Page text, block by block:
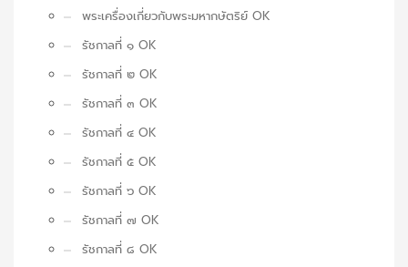
พระเครื่องเกี่ยวกับพระมหากษัตริย์ OK
รัชกาลที่ ๑ OK
รัชกาลที่ ๒ OK
รัชกาลที่ ๓ OK
รัชกาลที่ ๔ OK
รัชกาลที่ ๕ OK
รัชกาลที่ ๖ OK
รัชกาลที่ ๗ OK
รัชกาลที่ ๘ OK